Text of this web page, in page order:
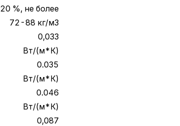
20 %, не более
72-88 кг/м3
0,033
Вт/(м*К)
0.035
Вт/(м*К)
0.046
Вт/(м*К)
0,087